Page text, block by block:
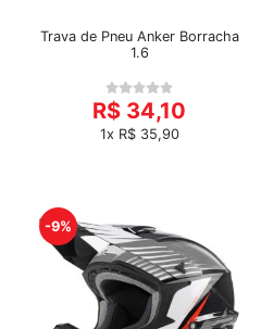
Trava de Pneu Anker Borracha
1.6
R$ 34,10
1x R$ 35,90
-9%